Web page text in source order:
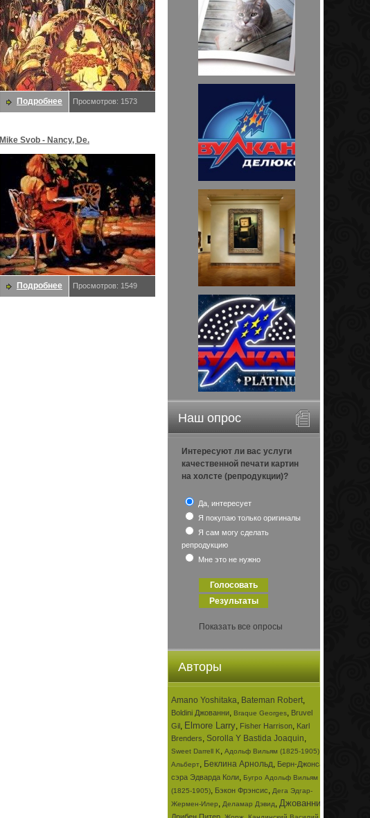
Наш опрос
Интересуют ли вас услуги
качественной печати картин
на холсте (репродукции)?
Да, интересует
Я покупаю только оригиналы
Я сам могу сделать
репродукцию
Мне это не нужно
Показать все опросы
Авторы
Amano Yoshitaka, Bateman Robert,
Boldini Джованни, Braque Georges, Bruvel
Gil, Elmore Larry, Fisher Harrison, Karl
Brenders, Sorolla Y Bastida Joaquin,
Sweet Darrell K, Адольф Вильям (1825-1905)
Альберт, Беклина Арнольд, Берн-Джонса
сэра Эдварда Коли, Бугро Адольф Вильям
(1825-1905), Бэкон Фрэнсис, Дега Эдгар-
Жермен-Илер, Деламар Дэвид, Джованни
Blumenschein,
Подробнее Просмотров: 1573
Mike Svob - Nancy, De.
Подробнее Просмотров: 1549